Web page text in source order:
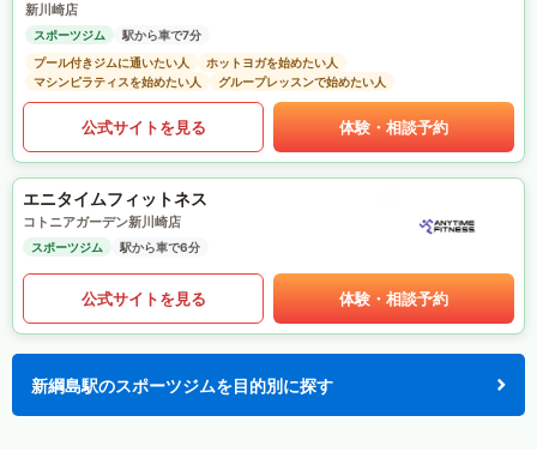
新川崎店
スポーツジム
駅から車で7分
プール付きジムに通いたい人
ホットヨガを始めたい人
マシンピラティスを始めたい人
グループレッスンで始めたい人
公式サイトを見る 体験・相談予約
エニタイムフィットネス
コトニアガーデン新川崎店
スポーツジム 駅から車で6分
公式サイトを見る 体験・相談予約
新綱島駅のスポーツジムを目的別に探す